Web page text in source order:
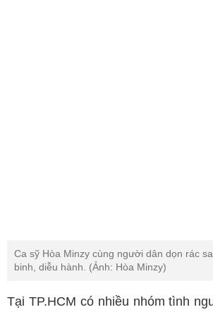
Ca sỹ Hòa Minzy cùng người dân dọn rác
binh, diễu hành. (Ảnh: Hòa Minzy)
Tại TP.HCM có nhiều nhóm tình